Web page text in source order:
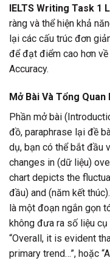
IELTS Writing Task 1
ràng và thể hiện khả
lại các cấu trúc đơn
để đạt điểm cao hơn
Accuracy.
Mở Bài Và Tổng
Phần mở bài
đồ, paraphrase lại đề
dụ, bạn có thể bắt đầu
changes in (dữ liệu)
chart depicts the
đầu) and (năm kết
là một đoạn ngắn gọn
không đưa ra số liệu
“Overall, it is evident
primary trend…”, hoặc